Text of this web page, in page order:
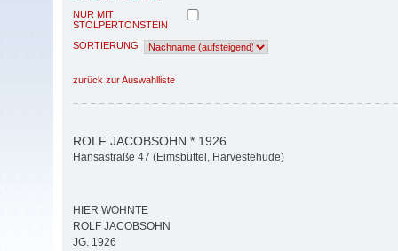
NUR MIT
STOLPERTONSTEIN
SORTIERUNG
zurück zur Auswahlliste
ROLF JACOBSOHN * 1926
Hansastraße 47 (Eimsbüttel, Harvestehude)
HIER WOHNTE
ROLF JACOBSOHN
JG. 1926